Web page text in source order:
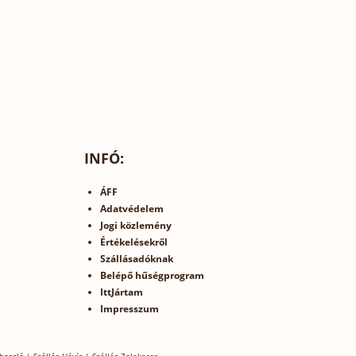
INFÓ:
ÁFF
Adatvédelem
Jogi közlemény
Értékelésekről
Szállásadóknak
Belépő hűségprogram
IttJártam
Impresszum